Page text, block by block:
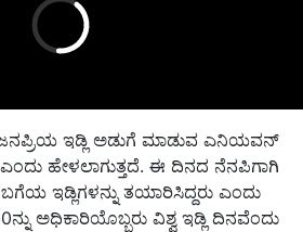
ಜನಪ್ರಿಯ ಇಡ್ಲಿ ಅಡುಗೆ ಮಾಡುವ ಎನಿಯವನ್
ಹೇಳಲಾಗುತ್ತದೆ. ಈ ದಿನದ ನೆನಪಿಗಾಗಿ
ಇಡ್ಲಿಗಳನ್ನು ತಯಾರಿಸಿದ್ದರು ಎಂದು
ಅಧಿಕಾರಿಯೊಬ್ಬರು ವಿಶ್ವ ಇಡ್ಲಿ ದಿನವೆಂದು